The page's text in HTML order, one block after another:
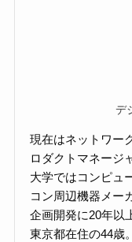
デ
現在はネットワー
ロダクトマネージ
大学ではコンピュ
コン周辺機器メー
企画開発に20年以
東京都在住の44歳